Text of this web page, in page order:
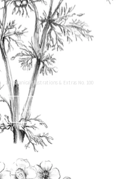
13 Botanical Illustrations & Extras No. 100
kaufen